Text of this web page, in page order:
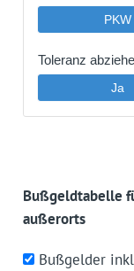
Bußgeldtabelle
außerorts
Bußgelder